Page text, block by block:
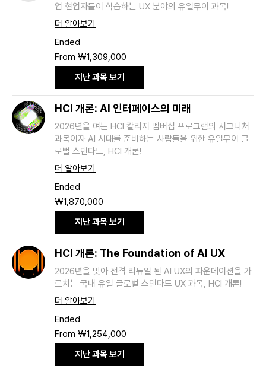
업 현업자들이 학습하는 UX 분야의 유일무이 과목!
더 알아보기
Ended
From
1,309,000
South
From ₩1,309,000
지난 과목 보기
HCI 개론: AI 인터페이스의 미래
2026년을 여는 HCI 칼리지 멤버십 프로그램의 시그니처
과목이자 AI 시대를 준비하는 사람들을 위한 유일무이 글
로벌 스탠다드, HCI 개론!
더 알아보기
Ended
1,870,000
South
Korean
₩1,870,000
지난 과목 보기
HCI 개론: The Foundation of AI UX
2026년을 맞아 전격 리뉴얼 된 AI UX의 파운데이션을 가
르치는 국내 유일 글로벌 스탠다드 UX 과목, HCI 개론!
더 알아보기
Ended
From
1,254,000
South
From ₩1,254,000
지난 과목 보기